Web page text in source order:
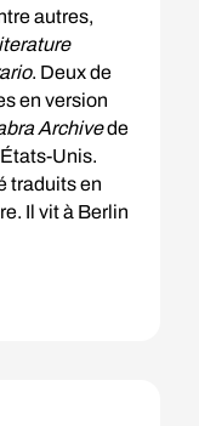
autres,
. Deux de
en version
Archivede
Unis.
traduits en
Il vit à Berlin